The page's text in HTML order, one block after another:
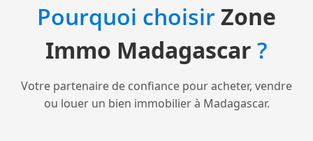
Pourquoi choisirZone
Immo Madagascar ?
Votre partenaire de confiance pour acheter, vendre
ou louer un bien immobilier à Madagascar.